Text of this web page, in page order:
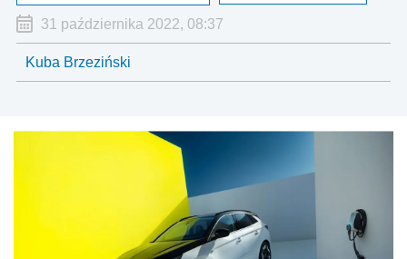
31 października 2022, 08:37
Kuba Brzeziński